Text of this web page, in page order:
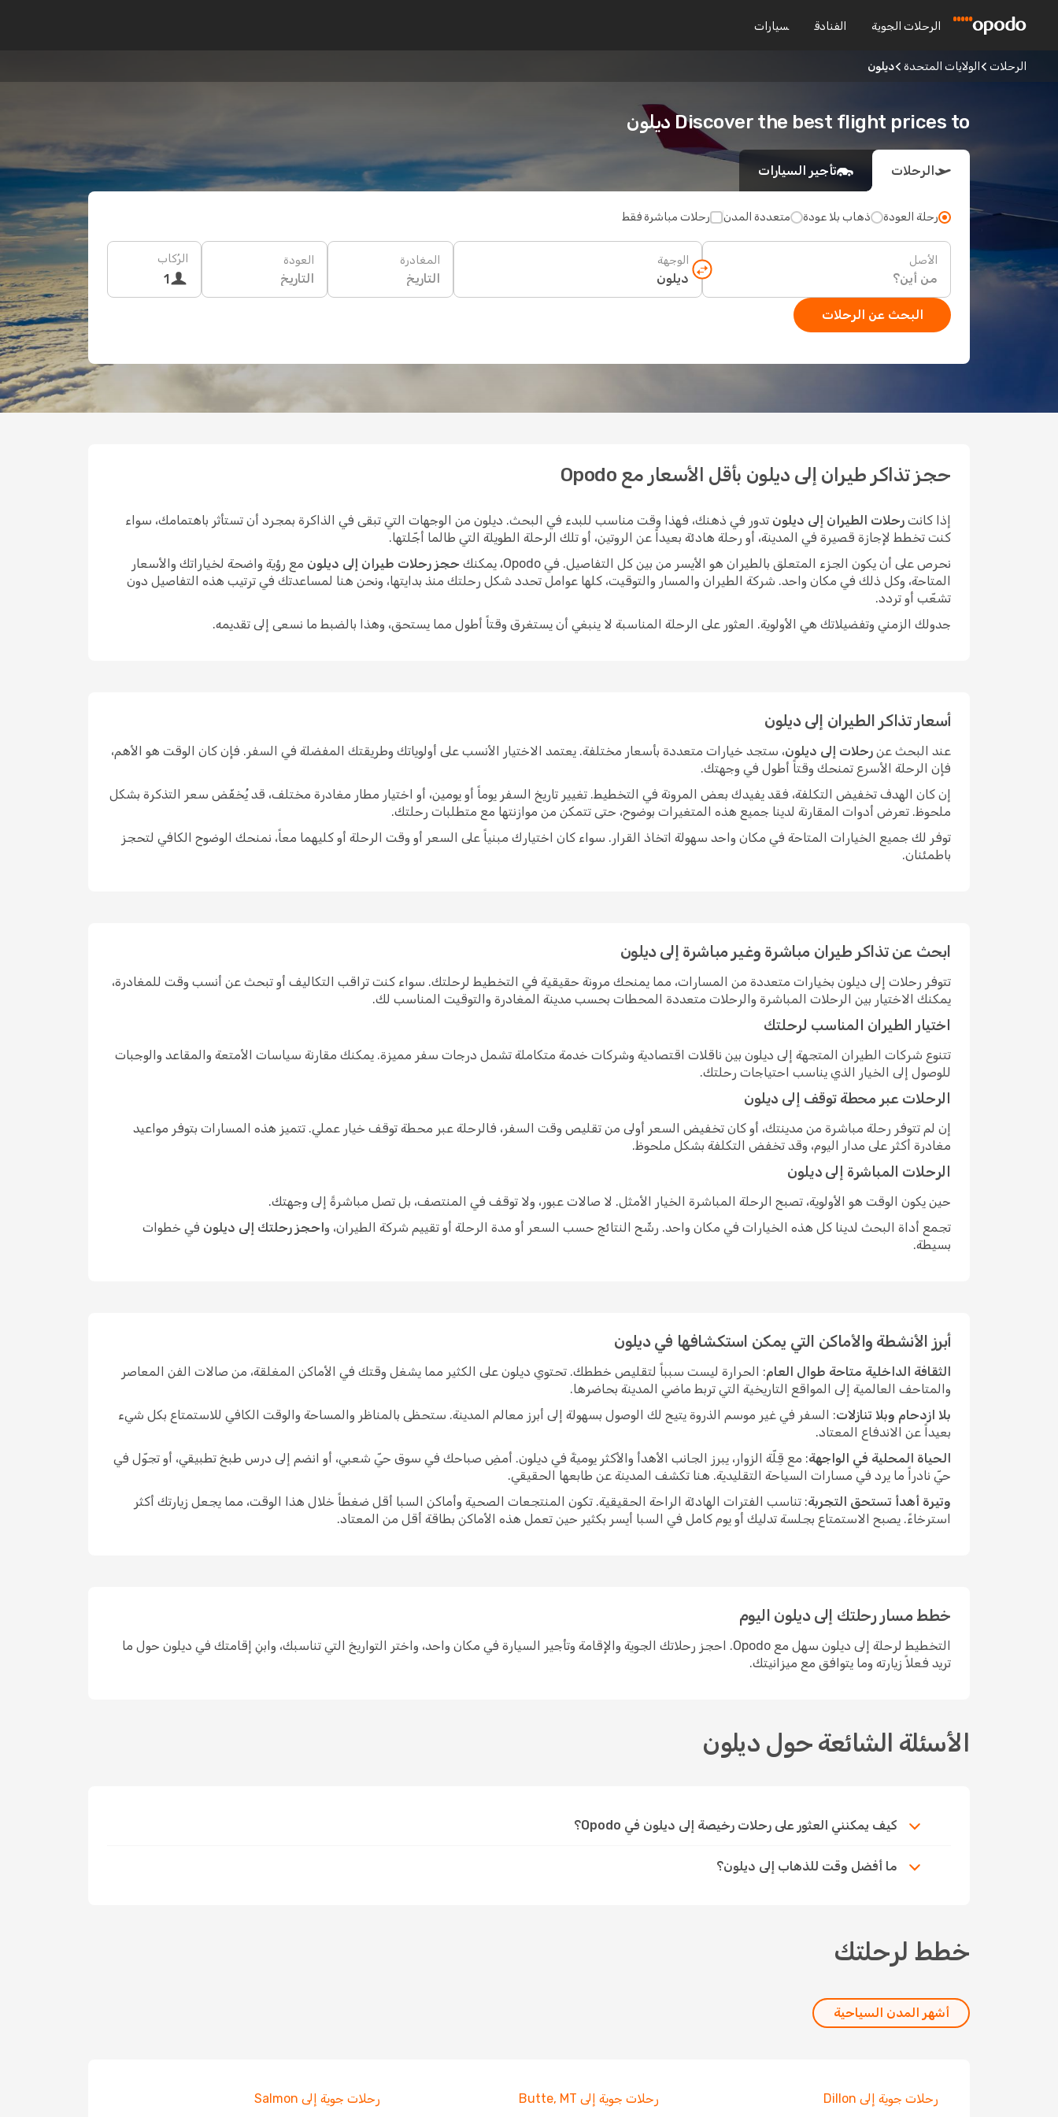
الرحلات الجوية الفنادق سيارات
الرحلات الولايات المتحدة ديلون
Discover the best flight prices to ديلون
الرحلات تأجير السيارات
رحلة العودة ذهاب بلا عودة متعددة المدن رحلات مباشرة فقط
الأصل الوجهة المغادرة
التاريخ
العودة
التاريخ
الرُكاب
1
البحث عن الرحلات
حجز تذاكر طيران إلى ديلون بأقل الأسعار مع Opodo
إذا كانت رحلات الطيران إلى ديلون تدور في ذهنك، فهذا وقت مناسب للبدء في البحث. ديلون من الوجهات التي تبقى في الذاكرة بمجرد أن تستأثر باهتمامك، سواء
كنت تخطط لإجازة قصيرة في المدينة، أو رحلة هادئة بعيداً عن الروتين، أو تلك الرحلة الطويلة التي طالما أجّلتها.
نحرص على أن يكون الجزء المتعلق بالطيران هو الأيسر من بين كل التفاصيل. في Opodo، يمكنك
حجز رحلات طيران إلى ديلون مع رؤية واضحة لخياراتك والأسعار
المتاحة، وكل ذلك في مكان واحد. شركة الطيران والمسار والتوقيت، كلها عوامل تحدد شكل رحلتك منذ بدايتها، ونحن هنا لمساعدتك في ترتيب هذه التفاصيل دون
تشعّب أو تردد.
جدولك الزمني وتفضيلاتك هي الأولوية. العثور على الرحلة المناسبة لا ينبغي أن يستغرق وقتاً أطول مما يستحق، وهذا بالضبط ما نسعى إلى تقديمه.
أسعار تذاكر الطيران إلى ديلون
عند البحث عن رحلات إلى ديلون، ستجد خيارات متعددة بأسعار مختلفة. يعتمد الاختيار الأنسب على أولوياتك وطريقتك المفضلة في السفر. فإن كان الوقت هو الأهم،
فإن الرحلة الأسرع تمنحك وقتاً أطول في وجهتك.
إن كان الهدف تخفيض التكلفة، فقد يفيدك بعض المرونة في التخطيط. تغيير تاريخ السفر يوماً أو يومين، أو اختيار مطار مغادرة مختلف، قد يُخفّض سعر التذكرة بشكل
ملحوظ. تعرض أدوات المقارنة لدينا جميع هذه المتغيرات بوضوح، حتى تتمكن من موازنتها مع متطلبات رحلتك.
توفر لك جميع الخيارات المتاحة في مكان واحد سهولة اتخاذ القرار. سواء كان اختيارك مبنياً على السعر أو وقت الرحلة أو كليهما معاً، نمنحك الوضوح الكافي لتحجز
باطمئنان.
ابحث عن تذاكر طيران مباشرة وغير مباشرة إلى ديلون
تتوفر رحلات إلى ديلون بخيارات متعددة من المسارات، مما يمنحك مرونة حقيقية في التخطيط لرحلتك. سواء كنت تراقب التكاليف أو تبحث عن أنسب وقت للمغادرة،
يمكنك الاختيار بين الرحلات المباشرة والرحلات متعددة المحطات بحسب مدينة المغادرة والتوقيت المناسب لك.
اختيار الطيران المناسب لرحلتك
تتنوع شركات الطيران المتجهة إلى ديلون بين ناقلات اقتصادية وشركات خدمة متكاملة تشمل درجات سفر مميزة. يمكنك مقارنة سياسات الأمتعة والمقاعد والوجبات
للوصول إلى الخيار الذي يناسب احتياجات رحلتك.
الرحلات عبر محطة توقف إلى ديلون
إن لم تتوفر رحلة مباشرة من مدينتك، أو كان تخفيض السعر أولى من تقليص وقت السفر، فالرحلة عبر محطة توقف خيار عملي. تتميز هذه المسارات بتوفر مواعيد
مغادرة أكثر على مدار اليوم، وقد تخفض التكلفة بشكل ملحوظ.
الرحلات المباشرة إلى ديلون
حين يكون الوقت هو الأولوية، تصبح الرحلة المباشرة الخيار الأمثل. لا صالات عبور، ولا توقف في المنتصف، بل تصل مباشرةً إلى وجهتك.
تجمع أداة البحث لدينا كل هذه الخيارات في مكان واحد. رشّح النتائج حسب السعر أو مدة الرحلة أو تقييم شركة الطيران، واحجز رحلتك إلى ديلون في خطوات
بسيطة.
أبرز الأنشطة والأماكن التي يمكن استكشافها في ديلون
الثقافة الداخلية متاحة طوال العام: الحرارة ليست سبباً لتقليص خططك. تحتوي ديلون على الكثير مما يشغل وقتك في الأماكن المغلقة، من صالات الفن المعاصر
والمتاحف العالمية إلى المواقع التاريخية التي تربط ماضي المدينة بحاضرها.
بلا ازدحام وبلا تنازلات: السفر في غير موسم الذروة يتيح لك الوصول بسهولة إلى أبرز معالم المدينة. ستحظى بالمناظر والمساحة والوقت الكافي للاستمتاع بكل شيء
بعيداً عن الاندفاع المعتاد.
الحياة المحلية في الواجهة: مع قِلّة الزوار، يبرز الجانب الأهدأ والأكثر يوميةً في ديلون. أمضِ صباحك في سوق حيّ شعبي، أو انضم إلى درس طبخ تطبيقي، أو تجوّل في
حيّ نادراً ما يرد في مسارات السياحة التقليدية. هنا تكشف المدينة عن طابعها الحقيقي.
وتيرة أهدأ تستحق التجربة: تناسب الفترات الهادئة الراحة الحقيقية. تكون المنتجعات الصحية وأماكن السبا أقل ضغطاً خلال هذا الوقت، مما يجعل زيارتك أكثر
استرخاءً. يصبح الاستمتاع بجلسة تدليك أو يوم كامل في السبا أيسر بكثير حين تعمل هذه الأماكن بطاقة أقل من المعتاد.
خطط مسار رحلتك إلى ديلون اليوم
التخطيط لرحلة إلى ديلون سهل مع Opodo. احجز رحلاتك الجوية والإقامة وتأجير السيارة في مكان واحد، واختر التواريخ التي تناسبك، وابنِ إقامتك في ديلون حول ما
تريد فعلاً زيارته وما يتوافق مع ميزانيتك.
الأسئلة الشائعة حول ديلون
كيف يمكنني العثور على رحلات رخيصة إلى ديلون في Opodo؟
ما أفضل وقت للذهاب إلى ديلون؟
خطط لرحلتك
أشهر المدن السياحية
رحلات جوية إلى Dillon رحلات جوية إلى Butte, MT رحلات جوية إلى Salmon